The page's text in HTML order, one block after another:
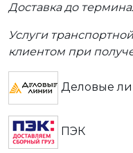
Доставка до
Услуги
клиентом при
Деловые
ПЭК